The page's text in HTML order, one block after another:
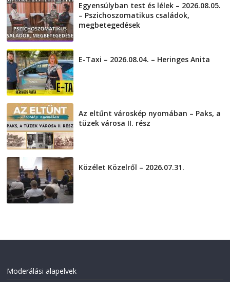
Egyensúlyban test és lélek – 2026.08.05.
– Pszichoszomatikus családok,
megbetegedések
E-Taxi – 2026.08.04. – Heringes Anita
Az eltűnt városkép nyomában – Paks, a
tüzek városa II. rész
Közélet Közelről – 2026.07.31.
Moderálási alapelvek